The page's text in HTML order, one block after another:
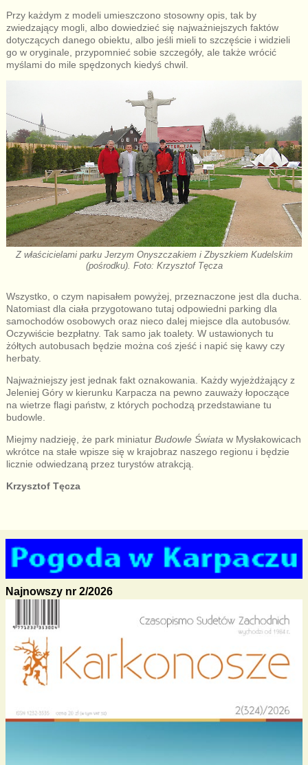
Przy każdym z modeli umieszczono stosowny opis, tak by
zwiedzający mogli, albo dowiedzieć się najważniejszych faktów
dotyczących danego obiektu, albo jeśli mieli to szczęście i widzieli
go w oryginale, przypomnieć sobie szczegóły, ale także wrócić
myślami do mile spędzonych kiedyś chwil.
Z właścicielami parku Jerzym Onyszczakiem i Zbyszkiem Kudelskim
(pośrodku). Foto: Krzysztof Tęcza
Wszystko, o czym napisałem powyżej, przeznaczone jest dla ducha.
Natomiast dla ciała przygotowano tutaj odpowiedni parking dla
samochodów osobowych oraz nieco dalej miejsce dla autobusów.
Oczywiście bezpłatny. Tak samo jak toalety. W ustawionych tu
żółtych autobusach będzie można coś zjeść i napić się kawy czy
herbaty.
Najważniejszy jest jednak fakt oznakowania. Każdy wyjeżdżający z
Jeleniej Góry w kierunku Karpacza na pewno zauważy łopoczące
na wietrze flagi państw, z których pochodzą przedstawiane tu
budowle.
Miejmy nadzieję, że park miniatur Budowle Świata w Mysłakowicach
wkrótce na stałe wpisze się w krajobraz naszego regionu i będzie
licznie odwiedzaną przez turystów atrakcją.
Krzysztof Tęcza
Najnowszy nr 2/2026